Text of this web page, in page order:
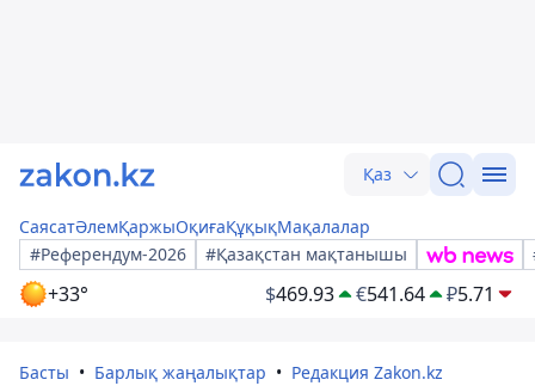
Қаз
СаясатӘлемҚаржыОқиғаҚұқықМақалалар
#Референдум-2026
#Қазақстан мақтанышы
+33° $469.93 €541.64 ₽5.71
Басты Барлық жаңалықтар Редакция Zakon.kz